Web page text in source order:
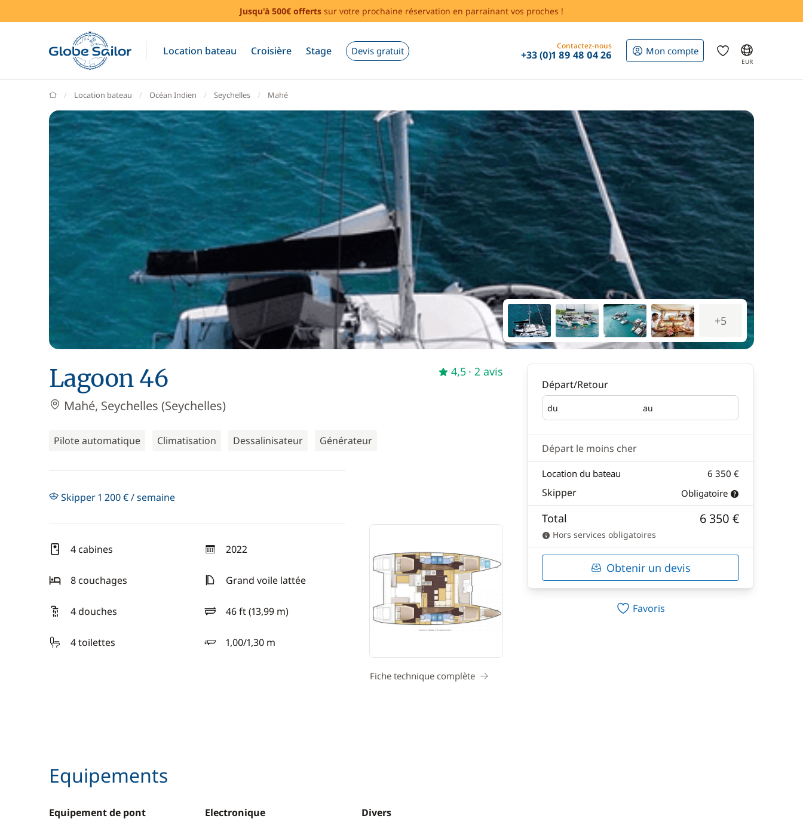
Jusqu'à 500€ offerts sur votre prochaine réservation en parrainant vos proches !
Location bateau Croisière Stage Devis gratuit Contactez-nous
+33 (0)1 89 48 04 26 Mon compte
EUR
GlobeSailor
Location bateau Océan Indien Seychelles Mahé
+5
Lagoon 46
Mahé, Seychelles (Seychelles)
Pilote automatique Climatisation Dessalinisateur Générateur
4,5 · 2 avis
Skipper 1 200 € / semaine
4 cabines 2022
année
8 couchages
Grand voile lattée
4 douches 46 ft (13,99 m)
longueur
4 toilettes
1,00/1,30 m
tirant d'eau
Fiche technique complète
Equipements
Equipement de pont
Electronique
Divers
Départ/Retour
du
Départ au
Retour
Départ le moins cher
Location du bateau 6 350 €
Skipper Obligatoire
Total 6 350 €
Hors services obligatoires
Obtenir un devis
Favoris